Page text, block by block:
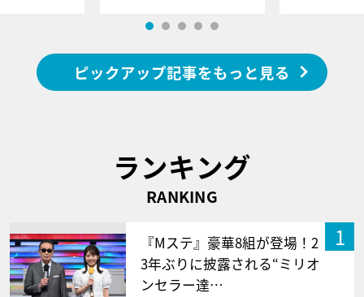
ピックアップ記事をもっと見る
ランキング
RANKING
1
『Mステ』豪華8組が登場！2
3年ぶりに披露される“ミリオ
ンセラー達…